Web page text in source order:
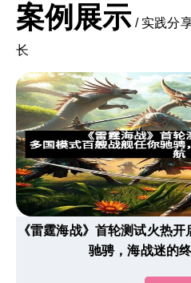
案例展示 / 实践分
长
《雷霆海战》首轮测试火热
驰骋，海战迷的